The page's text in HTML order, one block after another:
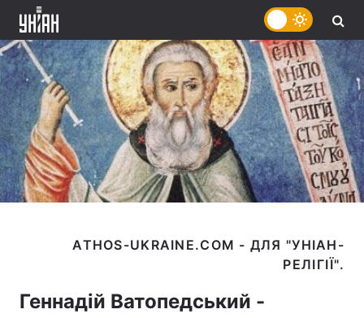
ATHOS-UKRAINE.COM - ДЛЯ "УНІАН-
Геннадій Ватопедський -